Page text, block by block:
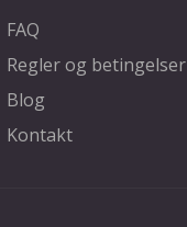
FAQ
Regler og betingelser
Blog
Kontakt